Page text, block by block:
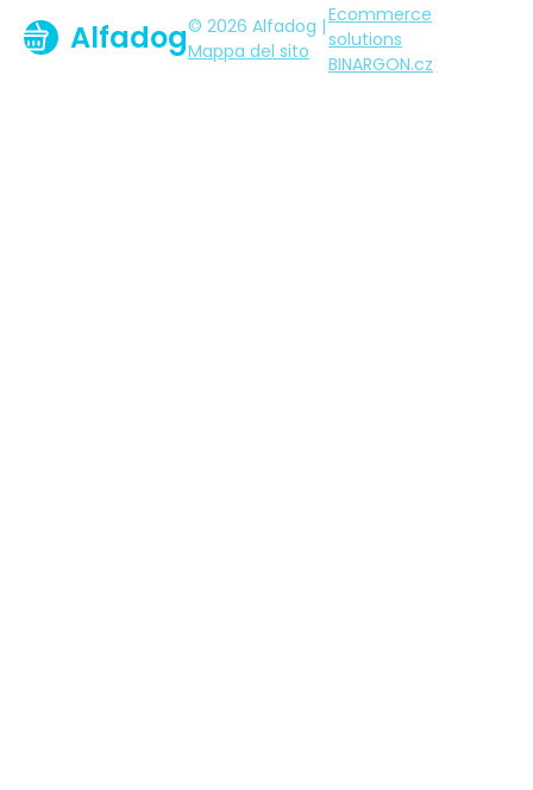
Alfadog© 2026 Alfadog |
Mappa del sito
Ecommerce
solutions
BINARGON.cz